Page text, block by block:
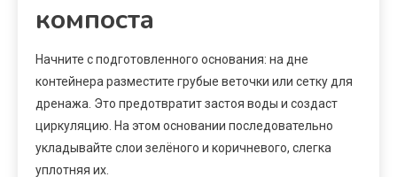
компоста
Начните с подготовленного основания: на дне
контейнера разместите грубые веточки или сетку для
дренажа. Это предотвратит застоя воды и создаст
циркуляцию. На этом основании последовательно
укладывайте слои зелёного и коричневого, слегка
уплотняя их.